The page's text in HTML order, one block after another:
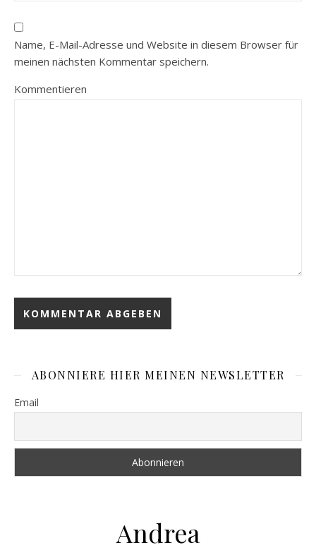
Name, E-Mail-Adresse und Website in diesem Browser für
meinen nächsten Kommentar speichern.
Kommentieren
ABONNIERE HIER MEINEN NEWSLETTER
Email
Andrea